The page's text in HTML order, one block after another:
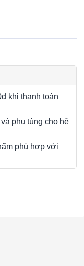
khi thanh toán
phụ tùng cho hệ
phù hợp với